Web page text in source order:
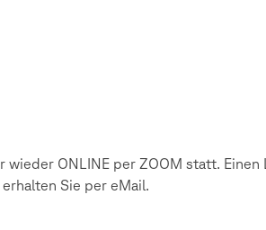
wieder ONLINE per ZOOM statt. Einen
Sie per eMail.